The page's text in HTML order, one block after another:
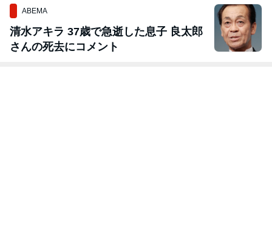
ABEMA
清水アキラ 37歳で急逝した息子 良太郎
さんの死去にコメント